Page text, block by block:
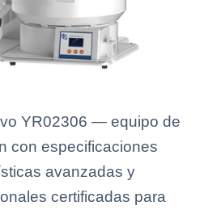
YR02306 — equipo de
con especificaciones
avanzadas y
certificadas para